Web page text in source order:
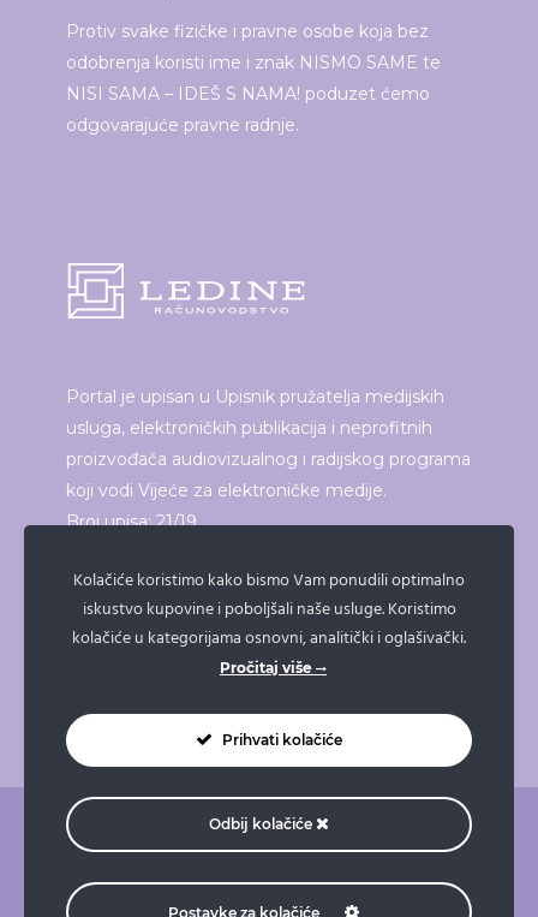
Protiv svake fizičke i pravne osobe koja bez
odobrenja koristi ime i znak NISMO SAME te
NISI SAMA – IDEŠ S NAMA! poduzet ćemo
odgovarajuće pravne radnje.
Portal je upisan u Upisnik pružatelja medijskih
usluga, elektroničkih publikacija i neprofitnih
proizvođača audiovizualnog i radijskog programa
koji vodi Vijeće za elektroničke medije.
Broj upisa: 21/19
ISPRINTAJ ČLANAK
Kolačiće koristimo kako bismo Vam ponudili optimalno
iskustvo kupovine i poboljšali naše usluge. Koristimo
kolačiće u kategorijama osnovni, analitički i oglašivački.
Pročitaj više
Prihvati kolačiće
Odbij kolačiće
Postavke za kolačiće